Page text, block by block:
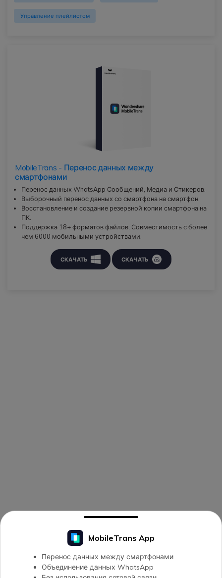
MobileTrans App
Перенос данных между смартфонами
Объединение данных WhatsApp
Управление плейлистом
MobileTrans - Перенос данных между
смартфонами
Перенос данных WhatsApp Сообщений, Медиа и Стикеров.
Выборочный перенос данных со смартфона на смартфон.
Восстановление и создание резервной копии смартфона на
ПК.
Поддержка 18+ форматов файлов, Совместимость с более
чем 6000 мобильными устройствами.
СКАЧАТЬ СКАЧАТЬ